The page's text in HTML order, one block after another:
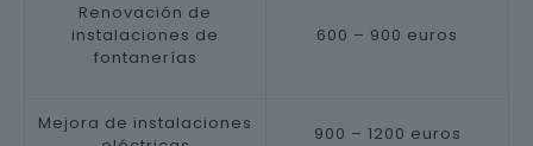
Renovación de
instalaciones de
fontanerías
600 – 900 euros
Mejora de instalaciones
900 – 1200 euros